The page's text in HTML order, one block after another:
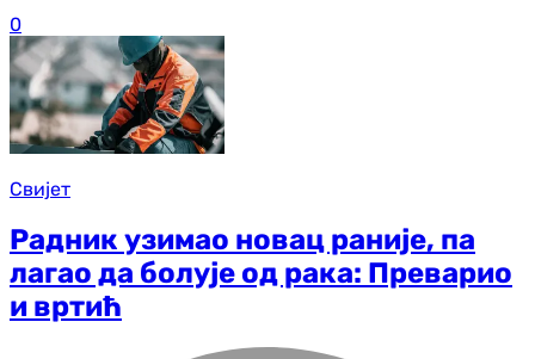
0
Свијет
Радник узимао новац раније, па
лагао да болује од рака: Преварио
и вртић